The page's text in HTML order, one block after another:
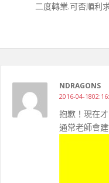
二度轉業.可否順利
NDRAGONS
2016-04-
抱歉！現在
通常老師會